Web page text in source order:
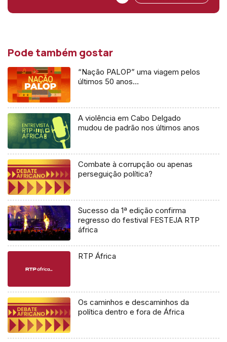
Pode também gostar
“Nação PALOP” uma viagem pelos
últimos 50 anos…
A violência em Cabo Delgado
mudou de padrão nos últimos anos
Combate à corrupção ou apenas
perseguição política?
Sucesso da 1ª edição confirma
regresso do festival FESTEJA RTP
áfrica
RTP África
Os caminhos e descaminhos da
política dentro e fora de África